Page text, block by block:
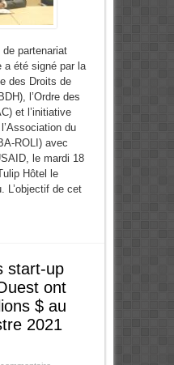
partenariat
a été signé par la
des Droits de
l’Ordre des
et l’initiative
du
ROLI) avec
le mardi 18
Hôtel le
L’objectif de cet
start-up
ont
$ au
2021